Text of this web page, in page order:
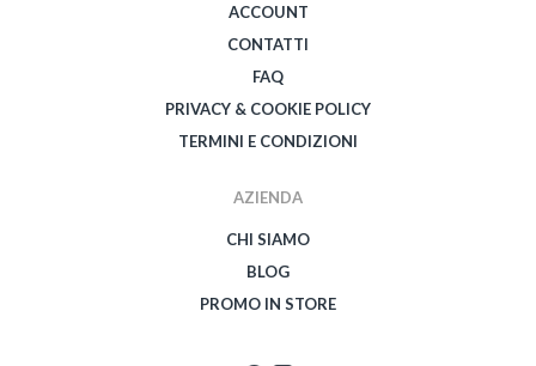
ACCOUNT
CONTATTI
FAQ
PRIVACY & COOKIE POLICY
TERMINI E CONDIZIONI
AZIENDA
CHI SIAMO
BLOG
PROMO IN STORE